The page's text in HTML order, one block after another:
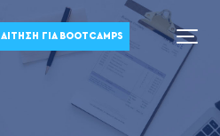
ΑΊΤΗΣΗ ΓΙΑ BOOTCAMPS